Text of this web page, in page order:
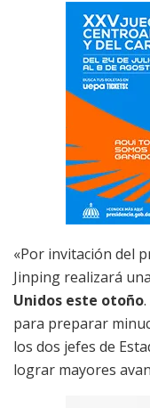
«Por invitación del
Jinping realizará una
Unidos este otoño
para preparar
los dos jefes de
lograr mayores